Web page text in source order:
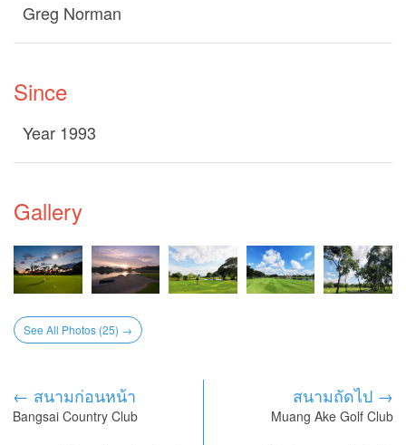
Greg Norman
Since
Year 1993
Gallery
See All Photos (25) →
← สนามก่อนหน้า
Bangsai Country Club
สนามถัดไป →
Muang Ake Golf Club